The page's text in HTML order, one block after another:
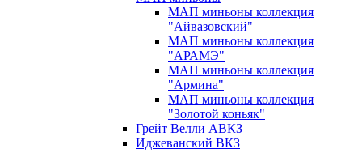
МАП миньоны коллекция
"Айвазовский"
МАП миньоны коллекция
"АРАМЭ"
МАП миньоны коллекция
"Армина"
МАП миньоны коллекция
"Золотой коньяк"
Грейт Велли АВКЗ
Иджеванский ВКЗ